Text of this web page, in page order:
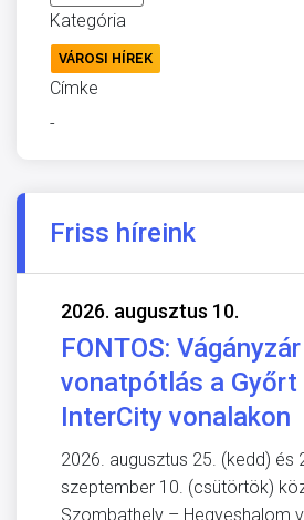
Kategória
VÁROSI HÍREK
Címke
-
Friss híreink
2026. augusztus 10.
FONTOS:
vonatpótlás a
InterCity vonalakon
2026. augusztus 25. (kedd) és
szeptember 10. (csütörtök)
Szombathely – Hegyeshalom